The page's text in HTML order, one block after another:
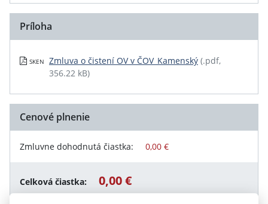
Príloha
SKEN Zmluva o čistení OV v ČOV_Kamenský (.pdf,
356.22 kB)
Cenové plnenie
Zmluvne dohodnutá čiastka: 0,00 €
Celková čiastka: 0,00 €